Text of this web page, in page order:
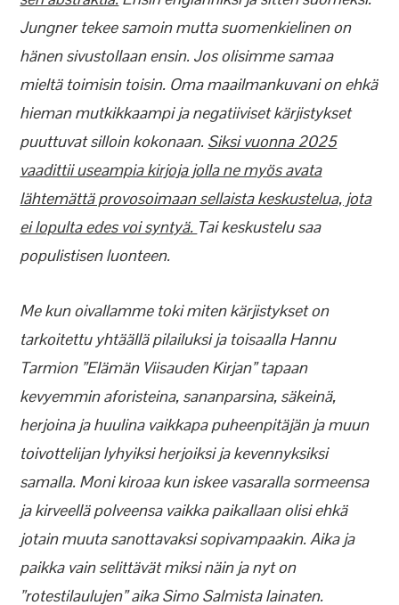
Jungner tekee samoin mutta suomenkielinen on
hänen sivustollaan ensin. Jos olisimme samaa
mieltä toimisin toisin. Oma maailmankuvani on ehkä
hieman mutkikkaampi ja negatiiviset kärjistykset
puuttuvat silloin kokonaan. Siksi vuonna 2025
vaadittii useampia kirjoja jolla ne myös avata
lähtemättä provosoimaan sellaista keskustelua, jota
ei lopulta edes voi syntyä. Tai keskustelu saa
populistisen luonteen.
Me kun oivallamme toki miten kärjistykset on
tarkoitettu yhtäällä pilailuksi ja toisaalla Hannu
Tarmion ”Elämän Viisauden Kirjan” tapaan
kevyemmin aforisteina, sananparsina, säkeinä,
herjoina ja huulina vaikkapa puheenpitäjän ja muun
toivottelijan lyhyiksi herjoiksi ja kevennyksiksi
samalla. Moni kiroaa kun iskee vasaralla sormeensa
ja kirveellä polveensa vaikka paikallaan olisi ehkä
jotain muuta sanottavaksi sopivampaakin. Aika ja
paikka vain selittävät miksi näin ja nyt on
”rotestilaulujen” aika Simo Salmista lainaten.